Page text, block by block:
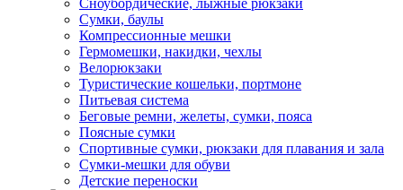
Сноубордические, лыжные рюкзаки
Сумки, баулы
Компрессионные мешки
Гермомешки, накидки, чехлы
Велорюкзаки
Туристические кошельки, портмоне
Питьевая система
Беговые ремни, желеты, сумки, пояса
Поясные сумки
Спортивные сумки, рюкзаки для плавания и зала
Сумки-мешки для обуви
Детские переноски